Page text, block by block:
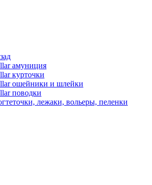
амуниция
курточки
ошейники и шлейки
поводки
лежаки, вольеры, пеленки